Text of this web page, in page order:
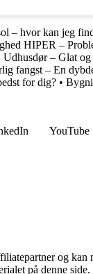
– hvor kan jeg
HIPER –
Udhusdør – Glat
fangst – En
for dig? •
YouTube
og kan
på denne